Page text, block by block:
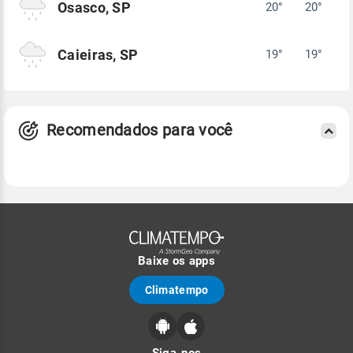
Osasco, SP 20° 20°
Caieiras, SP 19° 19°
Recomendados para você
Baixe os apps
Climatempo